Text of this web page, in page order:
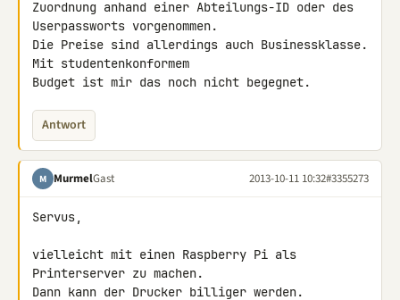
Zuordnung anhand einer Abteilungs-ID oder des
Userpassworts vorgenommen.
Die Preise sind allerdings auch Businessklasse.
Mit studentenkonformem
Budget ist mir das noch nicht begegnet.
Antwort
M MurmelGast 2013-10-11 10:32#3355273
Servus,
vielleicht mit einen Raspberry Pi als
Printerserver zu machen.
Dann kann der Drucker billiger werden.